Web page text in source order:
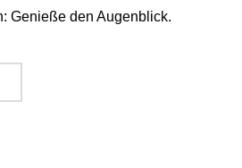
Genieße den Augenblick.